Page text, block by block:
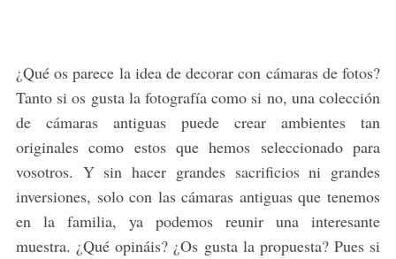
¿Qué os parece la idea de decorar con cámaras de fotos?
Tanto si os gusta la fotografía como si no, una colección
de cámaras antiguas puede crear ambientes tan
originales como estos que hemos seleccionado para
vosotros. Y sin hacer grandes sacrificios ni grandes
inversiones, solo con las cámaras antiguas que tenemos
en la familia, ya podemos reunir una interesante
muestra. ¿Qué opináis? ¿Os gusta la propuesta? Pues si